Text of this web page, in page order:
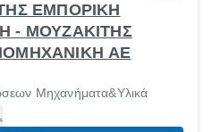
ΕΜΠΟΡΙΚΗ
- ΜΟΥΖΑΚΙΤΗΣ
ΑΕ
Μηχανήματα&Υλικά